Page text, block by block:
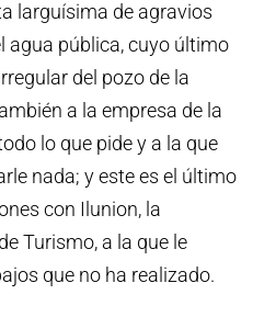
larguísima de agravios
agua pública, cuyo último
del pozo de la
a la empresa de la
lo que pide y a la que
nada; y este es el último
con Ilunion, la
Turismo, a la que le
que no ha realizado.